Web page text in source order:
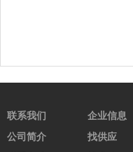
联系我们
公司简介
企业信息
找供应